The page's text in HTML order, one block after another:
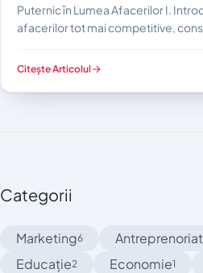
Puternic în Lumea Afacerilor I. Introducere Într-o lume a
Citește Articolul
Categorii
Marketing6 Antreprenoriat
Educație2 Economie1